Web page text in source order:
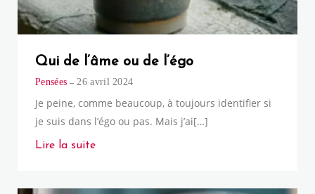
Qui de l’âme ou de l’égo
Pensées 26 avril 2024
Je peine, comme beaucoup, à toujours identifier si
je suis dans l’égo ou pas. Mais j’ai[…]
Lire la suite